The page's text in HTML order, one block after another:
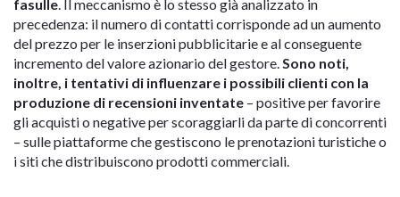
fasulle. Il meccanismo è lo stesso già analizzato in
precedenza: il numero di contatti corrisponde ad un aumento
del prezzo per le inserzioni pubblicitarie e al conseguente
incremento del valore azionario del gestore.Sono noti,
inoltre, i tentativi di influenzare i possibili clienti con la
produzione di recensioni inventate – positive per favorire
gli acquisti o negative per scoraggiarli da parte di concorrenti
– sulle piattaforme che gestiscono le prenotazioni turistiche o
i siti che distribuiscono prodotti commerciali.